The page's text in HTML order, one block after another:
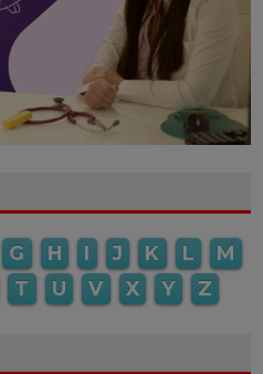
G H I J K L
M
T U V X Y Z